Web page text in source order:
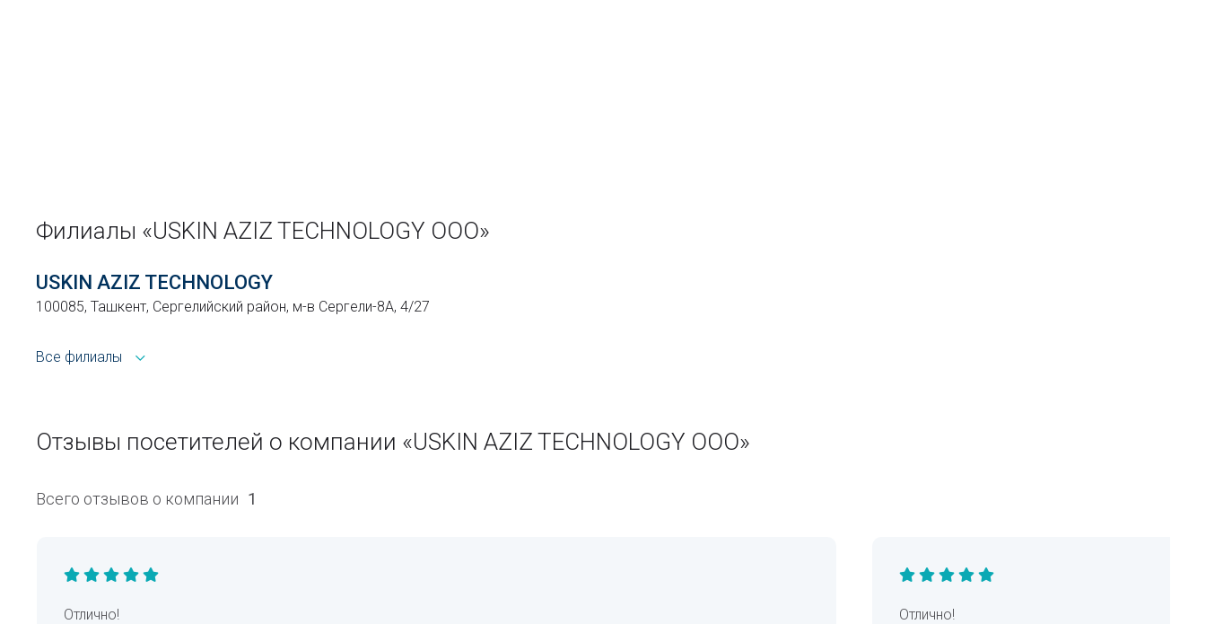
Филиалы «USKIN AZIZ TECHNOLOGY ООО»
USKIN AZIZ TECHNOLOGY
100085, Ташкент, Сергелийский район, м-в Сергели-8А, 4/27
Все филиалы
Отзывы посетителей о компании «USKIN AZIZ TECHNOLOGY ООО»
Всего отзывов о компании 1
Отлично! Отлично!